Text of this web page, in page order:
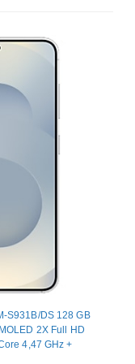
S931B/DS 128 GB
2X Full HD
4,47 GHz +
15 - 5G -